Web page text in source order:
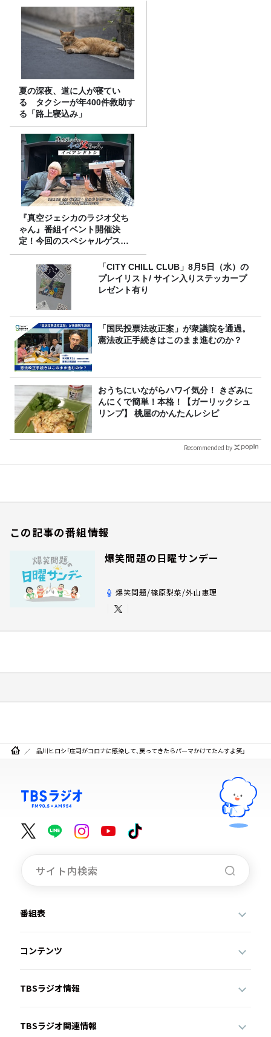
夏の深夜、道に人が寝てい
る タクシーが年400件救助す
る「路上寝込み」
『真空ジェシカのラジオ父ち
ゃん』番組イベント開催決
定！今回のスペシャルゲスト
は、タカアンドトシ！
「CITY CHILL CLUB」8月5日（水）の
プレイリスト/ サイン入りステッカープ
レゼント有り
「国民投票法改正案」が衆議院を通過。
憲法改正手続きはこのまま進むのか？
おうちにいながらハワイ気分！ きざみに
んにくで簡単！本格！【ガーリックシュ
リンプ】 桃屋のかんたんレシピ
Recommended by
この記事の番組情報
爆笑問題の日曜サンデー
爆笑問題/篠原梨菜/外山惠理
品川ヒロシ「庄司がコロナに感染して、戻ってきたらパーマかけてたんすよ笑」
番組表
コンテンツ
TBSラジオ情報
TBSラジオ関連情報